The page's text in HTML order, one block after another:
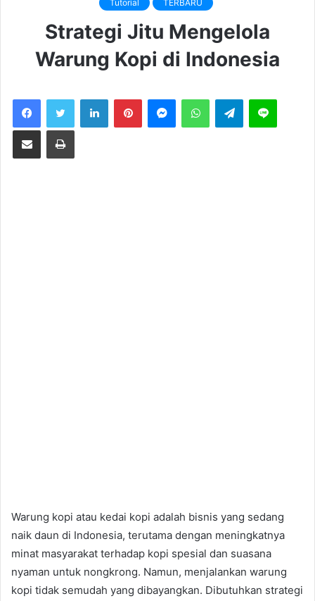
Tutorial TERBARU
Strategi Jitu Mengelola
Warung Kopi di Indonesia
LinkedInPinterestMessengerWhatsAppTelegramLine
Share via Email Print
Warung kopi atau kedai kopi adalah bisnis yang sedang
naik daun di Indonesia, terutama dengan meningkatnya
minat masyarakat terhadap kopi spesial dan suasana
nyaman untuk nongkrong. Namun, menjalankan warung
kopi tidak semudah yang dibayangkan. Dibutuhkan strategi